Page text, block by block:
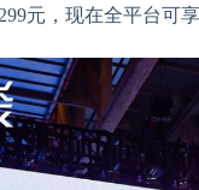
元，现在全平台可